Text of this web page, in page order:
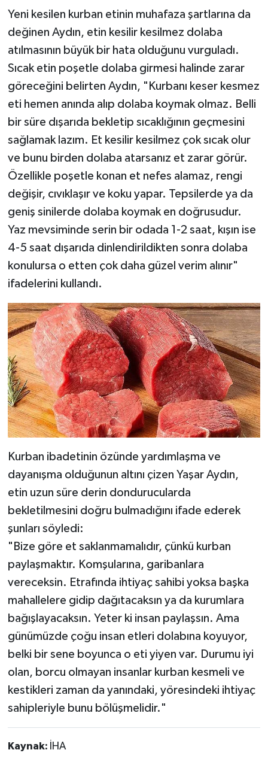
Yeni kesilen kurban etinin muhafaza şartlarına da
değinen Aydın, etin kesilir kesilmez dolaba
atılmasının büyük bir hata olduğunu vurguladı.
Sıcak etin poşetle dolaba girmesi halinde zarar
göreceğini belirten Aydın, "Kurbanı keser kesmez
eti hemen anında alıp dolaba koymak olmaz. Belli
bir süre dışarıda bekletip sıcaklığının geçmesini
sağlamak lazım. Et kesilir kesilmez çok sıcak olur
ve bunu birden dolaba atarsanız et zarar görür.
Özellikle poşetle konan et nefes alamaz, rengi
değişir, cıvıklaşır ve koku yapar. Tepsilerde ya da
geniş sinilerde dolaba koymak en doğrusudur.
Yaz mevsiminde serin bir odada 1-2 saat, kışın ise
4-5 saat dışarıda dinlendirildikten sonra dolaba
konulursa o etten çok daha güzel verim alınır"
ifadelerini kullandı.
Kurban ibadetinin özünde yardımlaşma ve
dayanışma olduğunun altını çizen Yaşar Aydın,
etin uzun süre derin dondurucularda
bekletilmesini doğru bulmadığını ifade ederek
şunları söyledi:
"Bize göre et saklanmamalıdır, çünkü kurban
paylaşmaktır. Komşularına, garibanlara
vereceksin. Etrafında ihtiyaç sahibi yoksa başka
mahallelere gidip dağıtacaksın ya da kurumlara
bağışlayacaksın. Yeter ki insan paylaşsın. Ama
günümüzde çoğu insan etleri dolabına koyuyor,
belki bir sene boyunca o eti yiyen var. Durumu iyi
olan, borcu olmayan insanlar kurban kesmeli ve
kestikleri zaman da yanındaki, yöresindeki ihtiyaç
sahipleriyle bunu bölüşmelidir."
Kaynak: İHA